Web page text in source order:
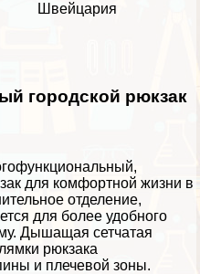
Швейцария
городской рюкзак
для комфортной жизни в
отделение,
для более удобного
Дышащая сетчатая
рюкзака
и плечевой зоны.